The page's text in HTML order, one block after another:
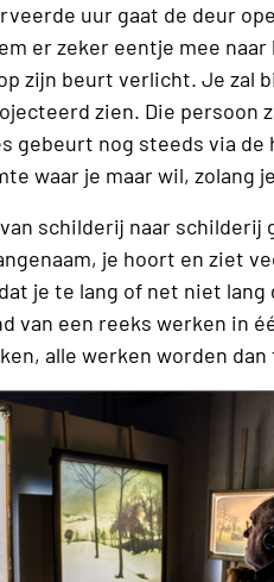
uur gaat de deur
er zeker eentje mee
zijn beurt verlicht. Je zal
zien. Die persoon
gebeurt nog steeds via
waar je maar wil, zolang
schilderij naar
je hoort en ziet
je te lang of net niet
van een reeks werken in
alle werken worden